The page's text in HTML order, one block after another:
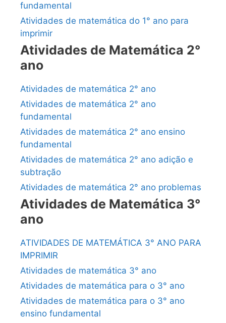
fundamental
Atividades de matemática do 1° ano para
imprimir
Atividades de Matemática 2°
ano
Atividades de matemática 2° ano
Atividades de matemática 2° ano
fundamental
Atividades de matemática 2° ano ensino
fundamental
Atividades de matemática 2° ano adição e
subtração
Atividades de matemática 2° ano problemas
Atividades de Matemática 3°
ano
ATIVIDADES DE MATEMÁTICA 3° ANO PARA
IMPRIMIR
Atividades de matemática 3° ano
Atividades de matemática para o 3° ano
Atividades de matemática para o 3° ano
ensino fundamental